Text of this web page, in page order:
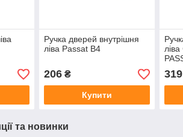
Ручка дверей внутрішня
ліва Passat B4
206₴
Купити
319
та новинки